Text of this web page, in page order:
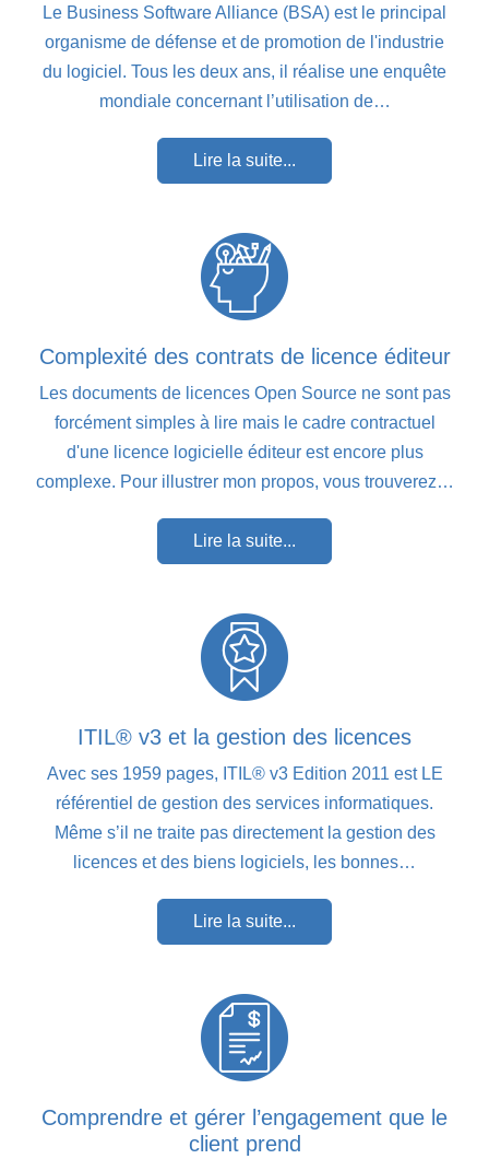
Le Business Software Alliance (BSA) est le principal
organisme de défense et de promotion de l'industrie
du logiciel. Tous les deux ans, il réalise une enquête
mondiale concernant l’utilisation de…
Lire la suite...
Complexité des contrats de licence éditeur
Les documents de licences Open Source ne sont pas
forcément simples à lire mais le cadre contractuel
d'une licence logicielle éditeur est encore plus
complexe. Pour illustrer mon propos, vous trouverez…
Lire la suite...
ITIL® v3 et la gestion des licences
Avec ses 1959 pages, ITIL® v3 Edition 2011 est LE
référentiel de gestion des services informatiques.
Même s’il ne traite pas directement la gestion des
licences et des biens logiciels, les bonnes…
Lire la suite...
Comprendre et gérer l’engagement que le
client prend